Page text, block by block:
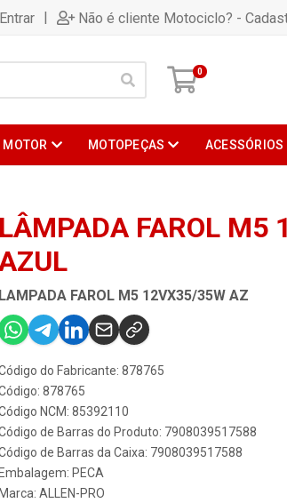
| Não é cliente Motociclo? -
0
MOTOR MOTOPEÇAS ACESSÓRIOS
LÂMPADA FAROL M5
LAMPADA FAROL M5 12VX35/35W AZ
do Fabricante: 878765
878765
NCM: 85392110
de Barras do Produto: 7908039517588
de Barras da Caixa: 7908039517588
Embalagem: PECA
Marca: ALLEN-PRO